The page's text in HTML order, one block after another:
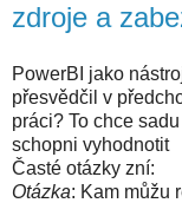
zdroje a
PowerBI jako
přesvědčil v
práci? To chce
schopni vyhodnotit
Časté otázky zní:
Otázka: Kam můžu